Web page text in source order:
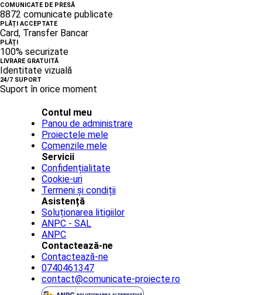
COMUNICATE DE PRESĂ
8872 comunicate publicate
PLĂȚI ACCEPTATE
Card, Transfer Bancar
PLĂȚI
100% securizate
LIVRARE GRATUITĂ
Identitate vizuală
24/7 SUPORT
Suport în orice moment
Contul meu
Panou de administrare
Proiectele mele
Comenzile mele
Servicii
Confidențialitate
Cookie-uri
Termeni și condiții
Asistență
Soluționarea litigiilor
ANPC - SAL
ANPC
Contactează-ne
Contactează-ne
0740461347
contact@comunicate-proiecte.ro